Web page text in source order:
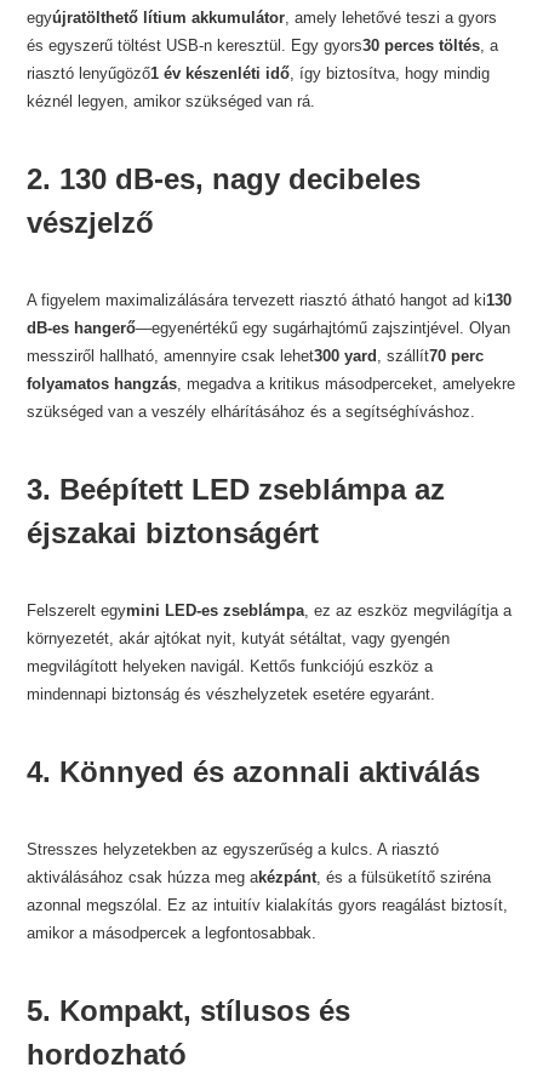
egyújratölthető lítium akkumulátor, amely lehetővé teszi a gyors
és egyszerű töltést USB-n keresztül. Egy gyors30 perces töltés, a
riasztó lenyűgöző1 év készenléti idő, így biztosítva, hogy mindig
kéznél legyen, amikor szükséged van rá.
2. 130 dB-es, nagy decibeles
vészjelző
A figyelem maximalizálására tervezett riasztó átható hangot ad ki130
dB-es hangerő—egyenértékű egy sugárhajtómű zajszintjével. Olyan
messziről hallható, amennyire csak lehet300 yard , szállít70 perc
folyamatos hangzás, megadva a kritikus másodperceket, amelyekre
szükséged van a veszély elhárításához és a segítséghíváshoz.
3. Beépített LED zseblámpa az
éjszakai biztonságért
Felszerelt egymini LED-es zseblámpa, ez az eszköz megvilágítja a
környezetét, akár ajtókat nyit, kutyát sétáltat, vagy gyengén
megvilágított helyeken navigál. Kettős funkciójú eszköz a
mindennapi biztonság és vészhelyzetek esetére egyaránt.
4. Könnyed és azonnali aktiválás
Stresszes helyzetekben az egyszerűség a kulcs. A riasztó
aktiválásához csak húzza meg akézpánt, és a fülsüketítő sziréna
azonnal megszólal. Ez az intuitív kialakítás gyors reagálást biztosít,
amikor a másodpercek a legfontosabbak.
5. Kompakt, stílusos és
hordozható